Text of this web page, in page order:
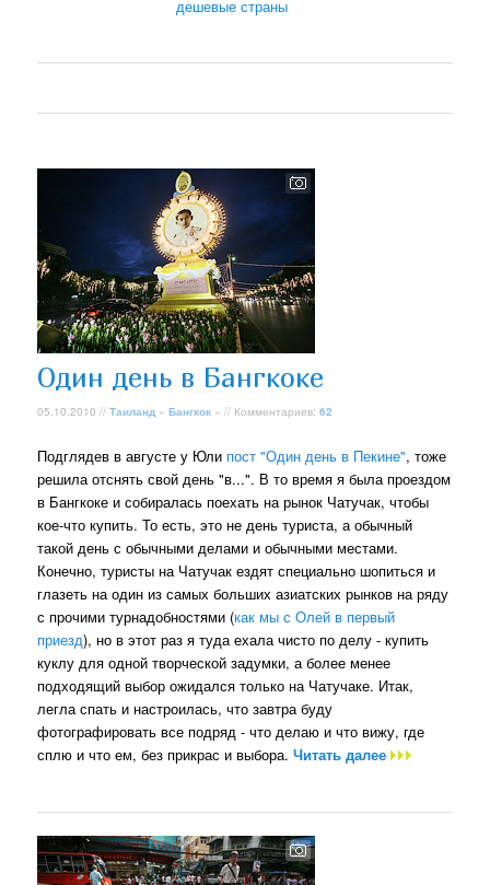
дешевые страны
Один день в Бангкоке
05.10.2010 //Таиланд »Бангкок » // Комментариев:62
Подглядев в августе у Юли пост "Один день в Пекине", тоже
решила отснять свой день "в...". В то время я была проездом
в Бангкоке и собиралась поехать на рынок Чатучак, чтобы
кое-что купить. То есть, это не день туриста, а обычный
такой день с обычными делами и обычными местами.
Конечно, туристы на Чатучак ездят специально шопиться и
глазеть на один из самых больших азиатских рынков на ряду
с прочими турнадобностями (как мы с Олей в первый
приезд), но в этот раз я туда ехала чисто по делу - купить
куклу для одной творческой задумки, а более менее
подходящий выбор ожидался только на Чатучаке. Итак,
легла спать и настроилась, что завтра буду
фотографировать все подряд - что делаю и что вижу, где
сплю и что ем, без прикрас и выбора.Читать далее